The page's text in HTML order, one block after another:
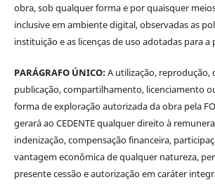
obra, sob qualquer forma e por quaisquer
inclusive em ambiente digital, observadas as
instituição e as licenças de uso adotadas para a
PARÁGRAFO ÚNICO:A utilização, reprodução,
publicação, compartilhamento, licenciamento
forma de exploração autorizada da obra pela
gerará ao CEDENTE qualquer direito à
indenização, compensação financeira,
vantagem econômica de qualquer natureza,
presente cessão e autorização em caráter